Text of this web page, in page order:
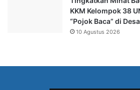
KKM Kelompok 38
“Pojok Baca” di
10 Agustus 2026